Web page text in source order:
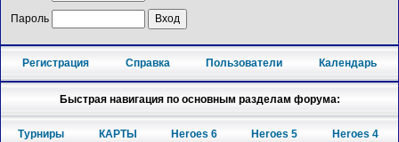
Пароль
Регистрация Справка Пользователи Календарь
Быстрая навигация по основным разделам форума:
Турниры КАРТЫ Heroes 6 Heroes 5 Heroes 4